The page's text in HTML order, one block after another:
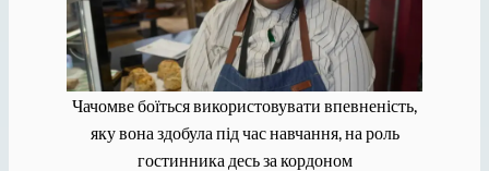
Чачомве боїться використовувати впевненість,
яку вона здобула під час навчання, на роль
гостинника десь за кордоном